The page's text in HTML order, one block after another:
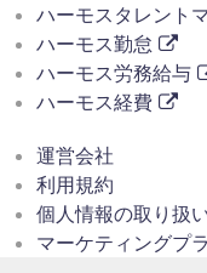
ハーモスタレント
ハーモス勤怠
ハーモス労務給与
ハーモス経費
運営会社
利用規約
個人情報の取り扱
マーケティングプ